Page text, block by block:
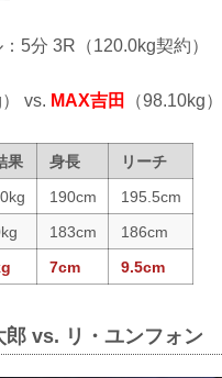
5分 3R（120.0kg契約）
） vs. MAX吉田 （98.10kg）
果 身長
リーチ
190cm
195.5cm
183cm
186cm
7cm 9.5cm
郎 vs. リ・ユンフォン